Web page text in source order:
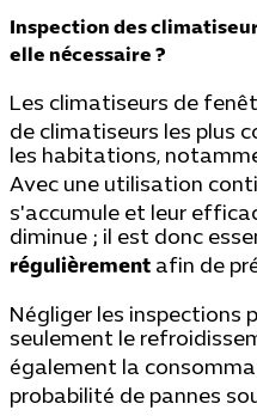
Inspection des
elle nécessaire ?
Les climatiseurs de
de climatiseurs les plus
les habitations,
Avec une utilisation
s'accumule et leur
diminue ; il est donc
régulièrement afin de
Négliger les inspections
seulement le
également la
probabilité de pannes